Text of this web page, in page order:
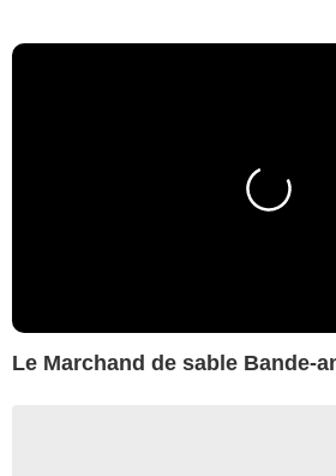
Le Marchand de sable Bande-